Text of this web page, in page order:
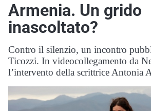
Armenia. Un grido
inascoltato?
Contro il silenzio, un incontro
Ticozzi. In videocollegamento da
l’intervento della scrittrice Antonia